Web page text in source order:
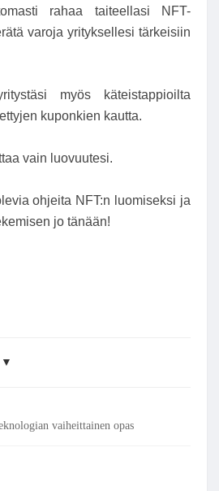
rahaa taiteellasi NFT-
varoja yrityksellesi tärkeisiin
myös käteistappioilta
kuponkien kautta.
vain luovuutesi.
ohjeita NFT:n luomiseksi ja
jo tänään!
▼
vaiheittainen opas